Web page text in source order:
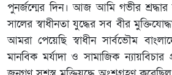
পুনর্জন্মের দিন। আজ আমি গভীর
সালের স্বাধীনতা যুদ্ধের সব বীর
আমরা পেয়েছি স্বাধীন সার্বভৌম
মানবিক মর্যাদা ও সামাজিক ন্যায়বিচার